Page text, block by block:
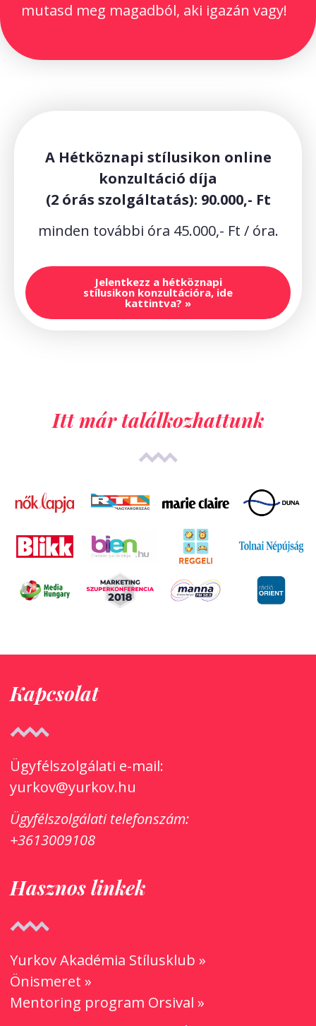
mutasd meg magadból, aki igazán vagy!
A Hétköznapi stílusikon online
konzultáció díja
(2 órás szolgáltatás): 90.000,- Ft
minden további óra 45.000,- Ft / óra.
Jelentkezz a hétköznapi
stílusikon konzultációra, ide
kattintva? »
Itt már találkozhattunk
Kapcsolat
Ügyfélszolgálati e-mail:
yurkov@yurkov.hu
Ügyfélszolgálatitelefonszám:
+3613009108
Hasznos linkek
Yurkov Akadémia Stílusklub »
Önismeret »
Mentoring program Orsival »